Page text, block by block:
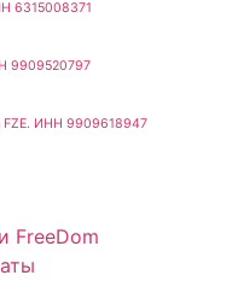
6315008371
9909520797
FZE. ИНН 9909618947
FreeDom